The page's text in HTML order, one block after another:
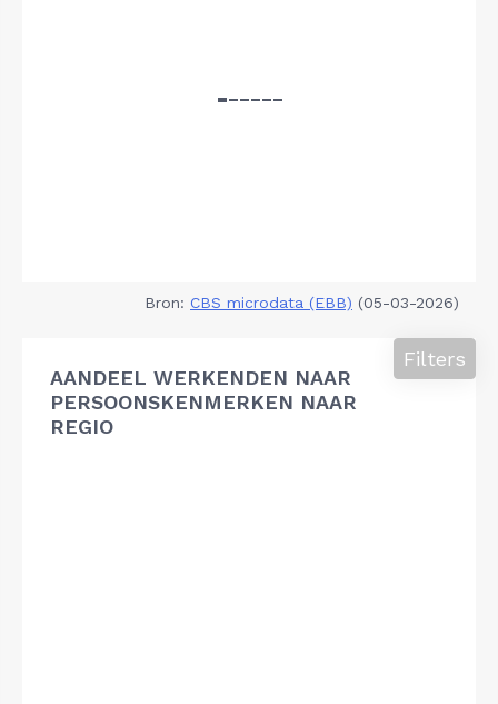
Bron: CBS microdata (EBB) (05-03-2026)
AANDEEL WERKENDEN NAAR
PERSOONSKENMERKEN NAAR
REGIO
Filters